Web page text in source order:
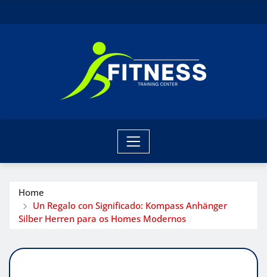
to
Home
Un Regalo con Significado: Kompass Anhänger
Silber Herren para os Homes Modernos